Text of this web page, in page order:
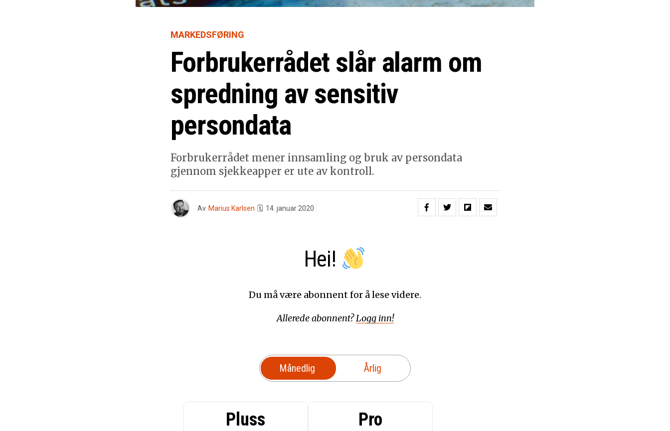
MARKEDSFØRING
Forbrukerrådet slår alarm om
spredning av sensitiv
persondata
Forbrukerrådet mener innsamling og bruk av persondata
gjennom sjekkeapper er ute av kontroll.
Av Marius Karlsen 🗓 14. januar 2020
Hei!
Du må være abonnent for å lese videre.
Allerede abonnent?Logg inn!
Månedlig Årlig
Pluss Pro